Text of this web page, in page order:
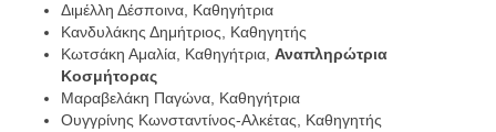
Διμέλλη Δέσποινα, Καθηγήτρια
Κανδυλάκης Δημήτριος, Καθηγητής
Κωτσάκη Αμαλία, Καθηγήτρια, Αναπληρώτρια
Κοσμήτορας
Μαραβελάκη Παγώνα, Καθηγήτρια
Ουγγρίνης Κωνσταντίνος-Αλκέτας, Καθηγητής